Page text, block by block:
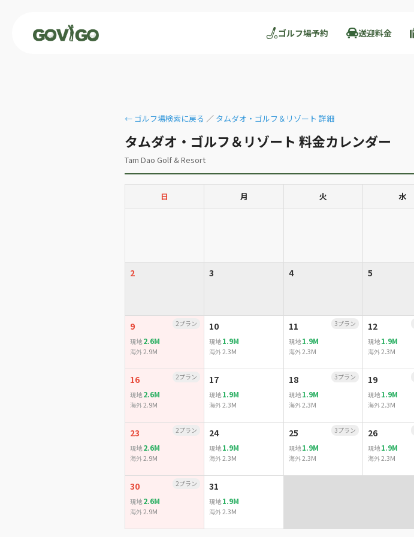
ゴルフ場予約 送迎料金
← ゴルフ場検索に戻る ／ タムダオ・ゴルフ＆リゾート 詳細
タムダオ・ゴルフ＆リゾート 料金カレンダー
Tam Dao Golf & Resort
日 月 火 水
2 3 4 5
9
2プラン
現地 2.6M
海外2.9M
10
現地1.9M
海外2.3M
11
3プラン
現地 1.9M
海外2.3M
12
現地1.9M
海外2.3M
16
2プラン
現地 2.6M
海外2.9M
17
現地1.9M
海外2.3M
18
3プラン
現地 1.9M
海外2.3M
19
現地1.9M
海外2.3M
23
2プラン
現地 2.6M
海外2.9M
24
現地1.9M
海外2.3M
25
3プラン
現地 1.9M
海外2.3M
26
現地1.9M
海外2.3M
30
2プラン
現地 2.6M
海外2.9M
31
現地1.9M
海外2.3M